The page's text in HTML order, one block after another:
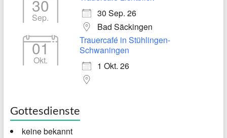
30
Sep.
30 Sep. 26
Bad Säckingen
01
Okt.
Trauercafé in Stühlingen-
Schwaningen
1 Okt. 26
Gottesdienste
keine bekannt